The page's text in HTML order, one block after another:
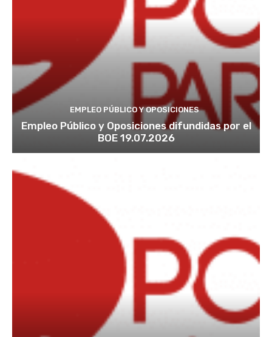
EMPLEO PÚBLICO Y OPOSICIONES
Empleo Público y Oposiciones difundidas por el
BOE 19.07.2026